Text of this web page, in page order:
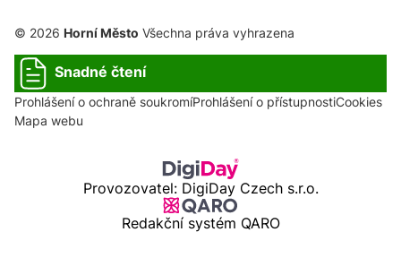
© 2026 Horní Město Všechna práva vyhrazena
Snadné čtení
Prohlášení o ochraně soukromíProhlášení o přístupnostiCookies
Mapa webu
Provozovatel: DigiDay Czech s.r.o.
Redakční systém QARO